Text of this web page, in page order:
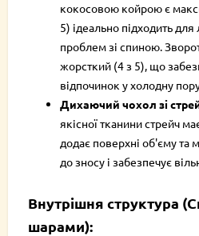
кокосовою койрою є
5) ідеально підходить
проблем зі спиною.
жорсткий (4 з 5), що
відпочинок у холодну
Дихаючий чохол зі
якісної тканини стрейч
додає поверхні об'єму та
до зносу і забезпечує
Внутрішня структура
шарами):